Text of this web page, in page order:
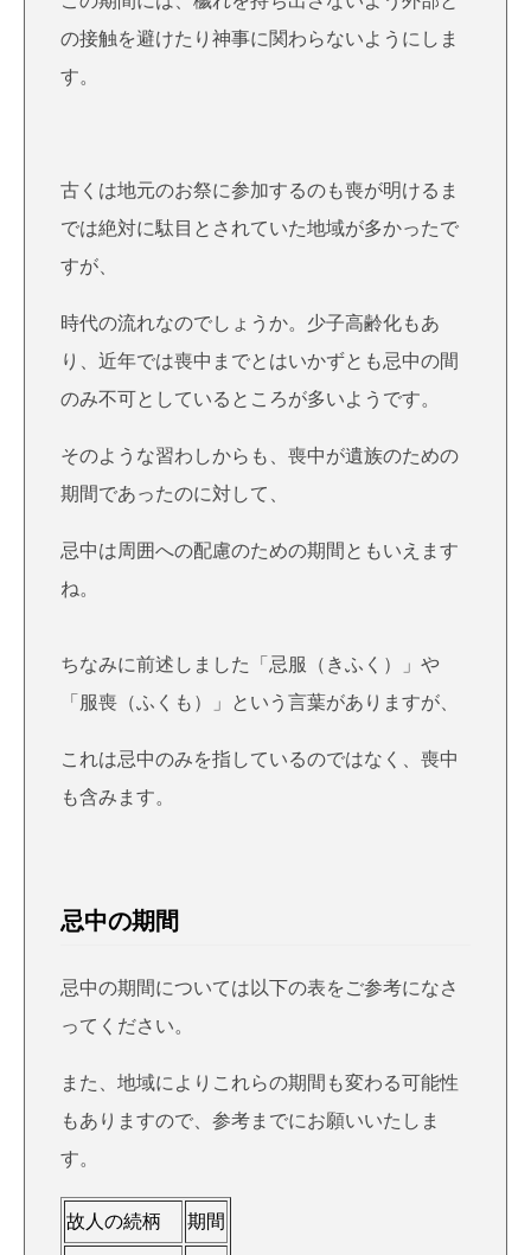
の接触を避けたり神事に関わらないようにしま
す。
古くは地元のお祭に参加するのも喪が明けるま
では絶対に駄目とされていた地域が多かったで
すが、
時代の流れなのでしょうか。少子高齢化もあ
り、近年では喪中までとはいかずとも忌中の間
のみ不可としているところが多いようです。
そのような習わしからも、喪中が遺族のための
期間であったのに対して、
忌中は周囲への配慮のための期間ともいえます
ね。
ちなみに前述しました「忌服（きふく）」や
「服喪（ふくも）」という言葉がありますが、
これは忌中のみを指しているのではなく、喪中
も含みます。
忌中の期間
忌中の期間については以下の表をご参考になさ
ってください。
また、地域によりこれらの期間も変わる可能性
もありますので、参考までにお願いいたしま
す。
故人の続柄 期間